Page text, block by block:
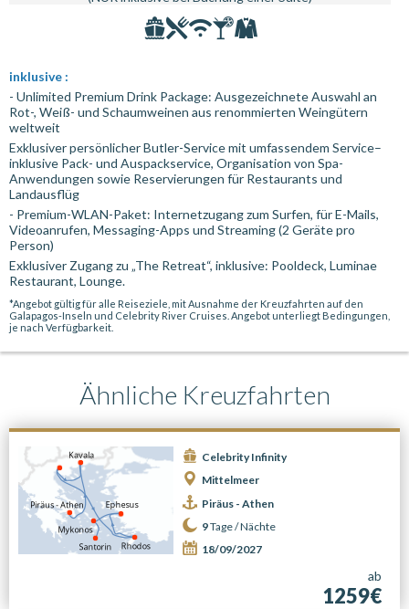
inklusive :
- Unlimited Premium Drink Package: Ausgezeichnete Auswahl an
Rot-, Weiß- und Schaumweinen aus renommierten Weingütern
weltweit
Exklusiver persönlicher Butler-Service mit umfassendem Service–
inklusive Pack- und Auspackservice, Organisation von Spa-
Anwendungen sowie Reservierungen für Restaurants und
Landausflüg
- Premium-WLAN-Paket: Internetzugang zum Surfen, für E-Mails,
Videoanrufen, Messaging-Apps und Streaming (2 Geräte pro
Person)
Exklusiver Zugang zu „The Retreat“, inklusive: Pooldeck, Luminae
Restaurant, Lounge.
*Angebot gültig für alle Reiseziele, mit Ausnahme der Kreuzfahrten auf den
Galapagos-Inseln und Celebrity River Cruises. Angebot unterliegt Bedingungen,
je nach Verfügbarkeit.
Ähnliche Kreuzfahrten
Celebrity Infinity
Mittelmeer
Piräus - Athen
9Tage /Nächte
18/09/2027
ab
1259€